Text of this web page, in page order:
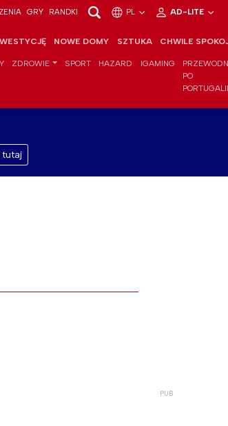
GRY RANDKI PL AD-LITE
NOWE DOMY SZTUKA CHWILE
ZDROWIE SPORT HAZARD IGAMING
PO
PORTUGALII
tutaj